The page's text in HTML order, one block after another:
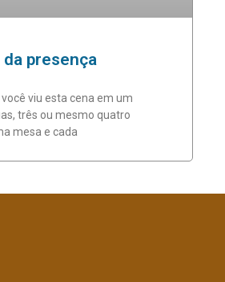
presença
viu esta cena em um
três ou mesmo quatro
mesa e cada